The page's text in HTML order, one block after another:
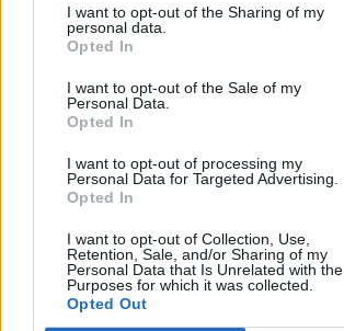
I want to opt-out of the Sharing of my
personal data.
Opted In
I want to opt-out of the Sale of my
Personal Data.
Opted In
I want to opt-out of processing my
Personal Data for Targeted Advertising.
Opted In
I want to opt-out of Collection, Use,
Retention, Sale, and/or Sharing of my
Personal Data that Is Unrelated with the
Purposes for which it was collected.
Opted Out